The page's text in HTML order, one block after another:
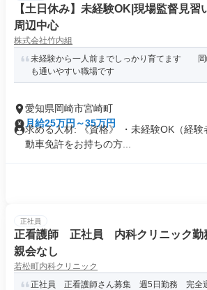
【土日休み】未経験OK|現場監督見習
周辺中心
株式会社竹内組
未経験から一人前までしっかり育てます 岡
も通いやすい職場です
愛知県岡崎市宮崎町
月給25万円～35万円
求める人材: 《資格》 ・未経験OK（経験
動車免許をお持ちの方...
正社員
正看護師 正社員 内科クリニック
親会なし
若松町内科クリニック
正社員 正看護師さん募集 週5日勤務 完全